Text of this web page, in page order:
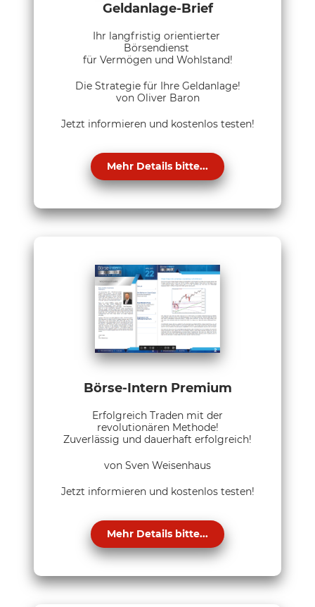
Geldanlage-Brief
Ihr langfristig orientierter
Börsendienst
für Vermögen und Wohlstand!
Die Strategie für Ihre Geldanlage!
von Oliver Baron
Jetzt informieren und kostenlos testen!
Mehr Details bitte...
Börse-Intern Premium
Erfolgreich Traden mit der
revolutionären Methode!
Zuverlässig und dauerhaft erfolgreich!
von Sven Weisenhaus
Jetzt informieren und kostenlos testen!
Mehr Details bitte...